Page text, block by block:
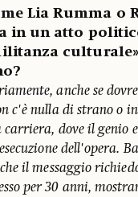
Lia Rumma o
in un atto
anche se
c'è nulla di strano o
dove il genio
dell'opera.
il messaggio
per 30 anni,